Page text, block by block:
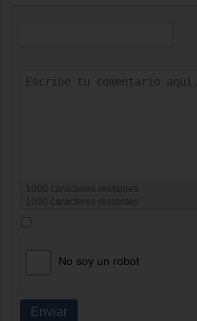
caracteres restantes
caracteres restantes
No soy un robot
Enviar